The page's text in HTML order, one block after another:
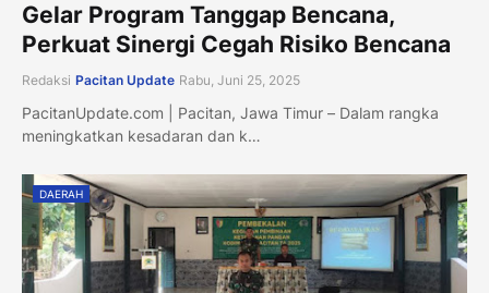
Gelar Program Tanggap Bencana,
Perkuat Sinergi Cegah Risiko Bencana
Redaksi Pacitan Update Rabu, Juni 25, 2025
PacitanUpdate.com | Pacitan, Jawa Timur – Dalam rangka
meningkatkan kesadaran dan k…
DAERAH